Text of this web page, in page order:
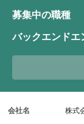
募集中の職種
バックエンドエ
会社名 株式